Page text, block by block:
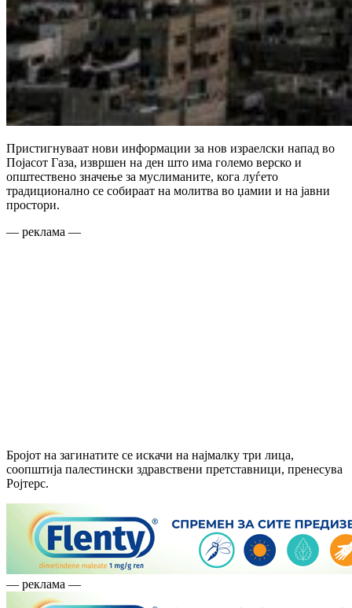
Пристигнуваат нови информации за нов израелски напад во
Појасот Газа, извршен на ден што има големо верско и
општествено значење за муслиманите, кога луѓето
традиционално се собираат на молитва во џамии и на јавни
простори.
— реклама —
Бројот на загинатите се искачи на најмалку три лица,
соопштија палестински здравствени претставници, пренесува
Ројтерс.
— реклама —